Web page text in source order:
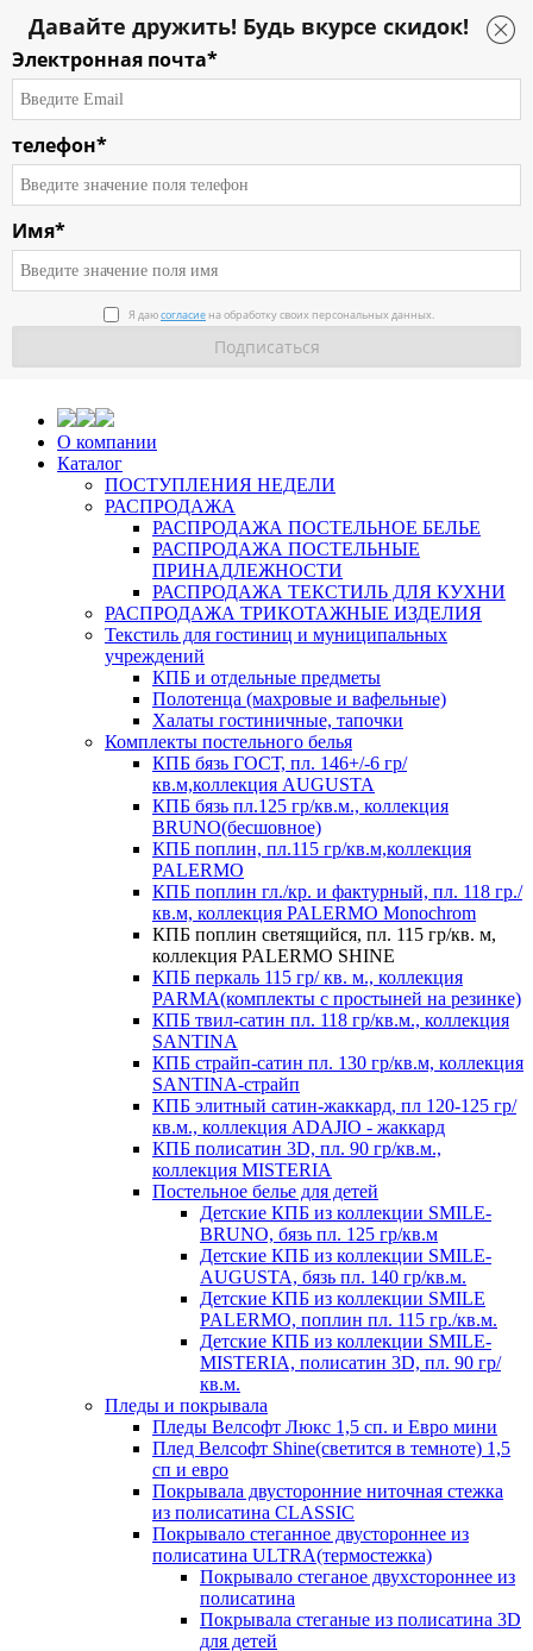
Давайте дружить! Будь вкурсе скидок!
Электронная почта*
телефон*
Имя*
Я даюсогласие на обработку своих персональных данных.
О компании
Каталог
ПОСТУПЛЕНИЯ НЕДЕЛИ
РАСПРОДАЖА
РАСПРОДАЖА ПОСТЕЛЬНОЕ БЕЛЬЕ
РАСПРОДАЖА ПОСТЕЛЬНЫЕ
ПРИНАДЛЕЖНОСТИ
РАСПРОДАЖА ТЕКСТИЛЬ ДЛЯ КУХНИ
РАСПРОДАЖА ТРИКОТАЖНЫЕ ИЗДЕЛИЯ
Текстиль для гостиниц и муниципальных
учреждений
КПБ и отдельные предметы
Полотенца (махровые и вафельные)
Халаты гостиничные, тапочки
Комплекты постельного белья
КПБ бязь ГОСТ, пл. 146+/-6 гр/
кв.м,коллекция AUGUSTA
КПБ бязь пл.125 гр/кв.м., коллекция
BRUNO(бесшовное)
КПБ поплин, пл.115 гр/кв.м,коллекция
PALERMO
КПБ поплин гл./кр. и фактурный, пл. 118 гр./
кв.м, коллекция PALERMO Monochrom
КПБ поплин светящийся, пл. 115 гр/кв. м,
коллекция PALERMO SHINE
КПБ перкаль 115 гр/ кв. м., коллекция
PARMA(комплекты с простыней на резинке)
КПБ твил-сатин пл. 118 гр/кв.м., коллекция
SANTINA
КПБ страйп-сатин пл. 130 гр/кв.м, коллекция
SANTINA-страйп
КПБ элитный сатин-жаккард, пл 120-125 гр/
кв.м., коллекция ADAJIO - жаккард
КПБ полисатин 3D, пл. 90 гр/кв.м.,
коллекция MISTERIA
Постельное белье для детей
Детские КПБ из коллекции SMILE-
BRUNO, бязь пл. 125 гр/кв.м
Детские КПБ из коллекции SMILE-
AUGUSTA, бязь пл. 140 гр/кв.м.
Детские КПБ из коллекции SMILE
PALERMO, поплин пл. 115 гр./кв.м.
Детские КПБ из коллекции SMILE-
MISTERIA, полисатин 3D, пл. 90 гр/
кв.м.
Пледы и покрывала
Пледы Велсофт Люкс 1,5 сп. и Евро мини
Плед Велсофт Shine(светится в темноте) 1,5
сп и евро
Покрывала двусторонние ниточная стежка
из полисатина CLASSIC
Покрывало стеганное двустороннее из
полисатина ULTRA(термостежка)
Покрывало стеганое двухстороннее из
полисатина
Покрывала стеганые из полисатина 3D
для детей